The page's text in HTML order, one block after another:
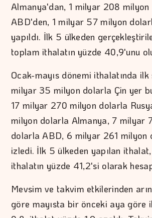
Almanya'dan, 1 milyar 208
ABD'den, 1 milyar 57 milyon
yapıldı. İlk 5 ülkeden
toplam ithalatın yüzde 40,9'unu
Ocak-mayıs dönemi ithalatında ilk
milyar 35 milyon dolarla Çin yer
17 milyar 270 milyon dolarla
milyon dolarla Almanya, 7 milyar
dolarla ABD, 6 milyar 261 milyon
izledi. İlk 5 ülkeden yapılan
ithalatın yüzde 41,2'si olarak
Mevsim ve takvim etkilerinden
göre mayısta bir önceki aya göre